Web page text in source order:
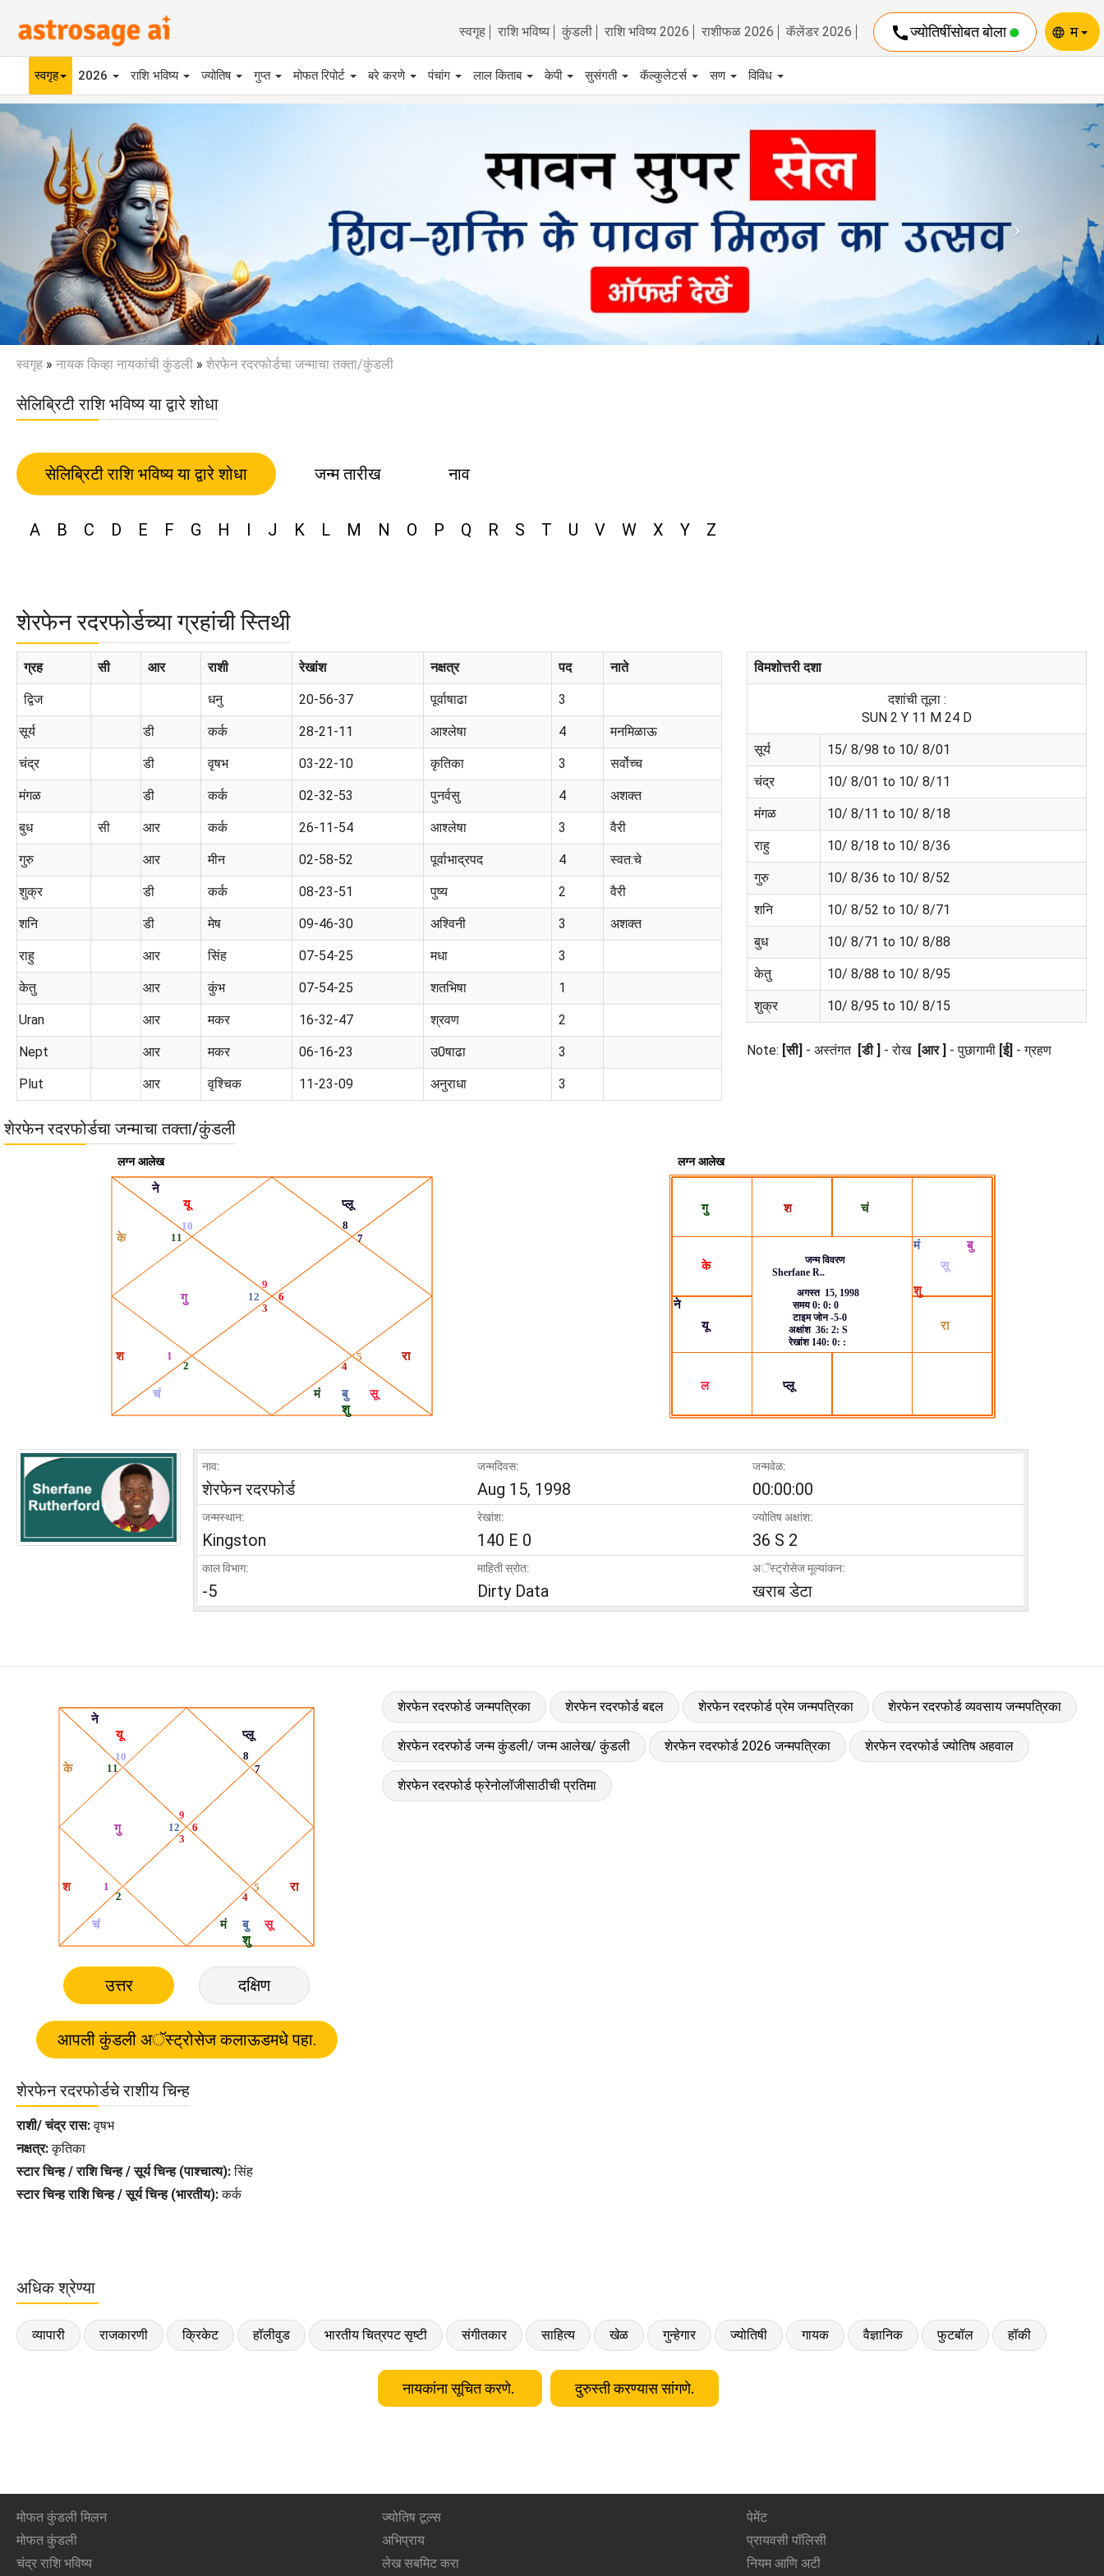
स्वगृह राशि भविष्य कुंडली राशि भविष्य 2026 राशीफळ 2026 कॅलेंडर 2026 callज्योतिषींसोबत बोला language म
स्वगृह 2026 राशि भविष्य ज्योतिष गुप्त मोफत रिपोर्ट बरे करणे पंचांग लाल किताब केपी सुसंगती कॅल्कुलेटर्स सण विविध
Previous
स्वगृह » नायक किव्हा नायकांची कुंडली » शेरफेन रदरफोर्डचा जन्माचा तक्ता/कुंडली
सेलिब्रिटी राशि भविष्य या द्वारे शोधा
सेलिब्रिटी राशि भविष्य या द्वारे शोधा जन्म तारीख नाव
A B C D E F G H I J K L M N O P Q R S T U V W X Y Z
शेरफेन रदरफोर्डच्या ग्रहांची स्तिथी
ग्रह सी आर राशी रेखांश नक्षत्र पद नाते
द्विज धनु 20-56-37 पूर्वाषाढा 3
सूर्य डी कर्क 28-21-11 आश्लेषा 4 मनमिळाऊ
चंद्र डी वृषभ 03-22-10 कृतिका 3 सर्वोच्च
मंगळ डी कर्क 02-32-53 पुनर्वसु 4 अशक्त
बुध सी आर कर्क 26-11-54 आश्लेषा 3 वैरी
गुरु आर मीन 02-58-52 पूर्वाभाद्रपद 4 स्वत:चे
शुक्र डी कर्क 08-23-51 पुष्य 2 वैरी
शनि डी मेष 09-46-30 अश्विनी 3 अशक्त
राहु आर सिंह 07-54-25 मधा 3
केतु आर कुंभ 07-54-25 शतभिषा 1
Uran आर मकर 16-32-47 श्रवण 2
Nept आर मकर 06-16-23 उ0षाढा 3
Plut आर वृश्चिक 11-23-09 अनुराधा 3
विमशोत्तरी दशा
दशांची तूला :
SUN 2 Y 11 M 24 D
सूर्य 15/ 8/98 to 10/ 8/01
चंद्र 10/ 8/01 to 10/ 8/11
मंगळ 10/ 8/11 to 10/ 8/18
राहु 10/ 8/18 to 10/ 8/36
गुरु 10/ 8/36 to 10/ 8/52
शनि 10/ 8/52 to 10/ 8/71
बुध 10/ 8/71 to 10/ 8/88
केतु 10/ 8/88 to 10/ 8/95
शुक्र 10/ 8/95 to 10/ 8/15
Note: [सी] - अस्तंगत [डी ] - रोख [आर ] - पुछागामी [ई] - ग्रहण
शेरफेन रदरफोर्डचा जन्माचा तक्ता/कुंडली
नाव:
शेरफेन रदरफोर्ड
जन्मदिवस:
Aug 15, 1998
जन्मवेळ:
00:00:00
जन्मस्थान:
Kingston
रेखांश:
140 E 0
ज्योतिष अक्षांश:
36 S 2
काल विभाग:
-5
माहिती स्रोत:
Dirty Data
अॅस्ट्रोसेज मूल्यांकन:
खराब डेटा
उत्तर दक्षिण
शेरफेन रदरफोर्ड जन्मपत्रिका शेरफेन रदरफोर्ड बद्दल शेरफेन रदरफोर्ड प्रेम जन्मपत्रिका शेरफेन रदरफोर्ड व्यवसाय जन्मपत्रिका
शेरफेन रदरफोर्ड जन्म कुंडली/ जन्म आलेख/ कुंडली शेरफेन रदरफोर्ड 2026 जन्मपत्रिका शेरफेन रदरफोर्ड ज्योतिष अहवाल
शेरफेन रदरफोर्ड फ्रेनोलॉजीसाठीची प्रतिमा
शेरफेन रदरफोर्डचे राशीय चिन्ह
राशी/ चंद्र रास:वृषभ
नक्षत्र:कृतिका
स्टार चिन्ह / राशि चिन्ह / सूर्य चिन्ह (पाश्चात्य):सिंह
स्टार चिन्ह राशि चिन्ह / सूर्य चिन्ह (भारतीय):कर्क
अधिक श्रेण्या
व्यापारी राजकारणी क्रिकेट हॉलीवुड भारतीय चित्रपट सृष्टी संगीतकार साहित्य खेळ गुन्हेगार ज्योतिषी गायक वैज्ञानिक फुटबॉल हॉकी
नायकांना सूचित करणे. दुरुस्ती करण्यास सांगणे.
मोफत कुंडली मिलन
मोफत कुंडली
चंद्र राशि भविष्य
ज्योतिष टूल्स
अभिप्राय
लेख सबमिट करा
पेमेंट
प्रायवसी पॉलिसी
नियम आणि अटी